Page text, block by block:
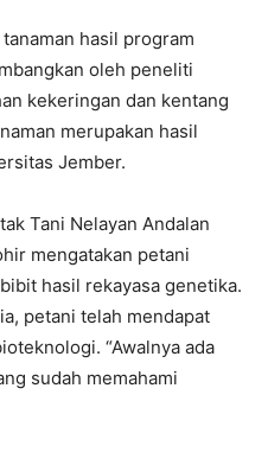
hasil program
oleh peneliti
kekeringan dan kentang
merupakan hasil
Jember.
Tani Nelayan Andalan
mengatakan petani
hasil rekayasa genetika.
petani telah mendapat
“Awalnya ada
sudah memahami